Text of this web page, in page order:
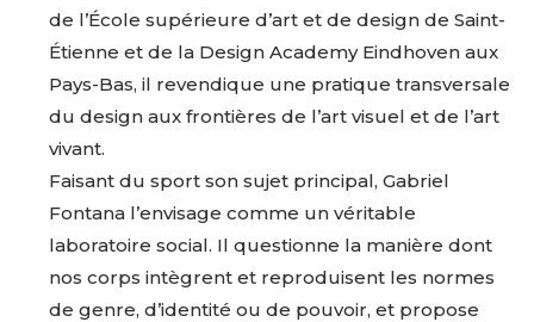
de l’École supérieure d’art et de design de Saint-
Étienne et de la Design Academy Eindhoven aux
Pays-Bas, il revendique une pratique transversale
du design aux frontières de l’art visuel et de l’art
vivant.
Faisant du sport son sujet principal, Gabriel
Fontana l’envisage comme un véritable
laboratoire social. Il questionne la manière dont
nos corps intègrent et reproduisent les normes
de genre, d’identité ou de pouvoir, et propose